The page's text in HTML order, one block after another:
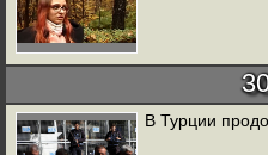
В Турции